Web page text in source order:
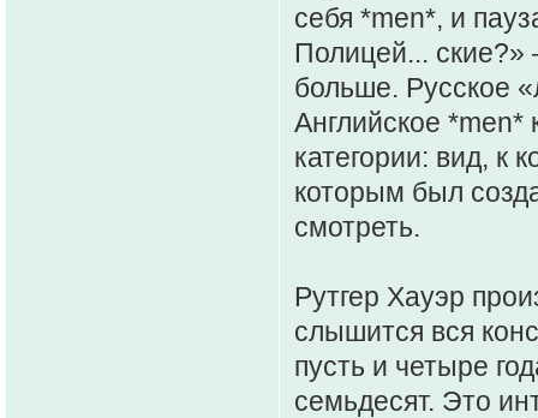
себя *men*, и
Полицей... ские?»
больше. Русское
Английское *men*
категории: вид, к
которым был
смотреть.
Рутгер Хауэр
слышится вся
пусть и четыре
семьдесят. Это